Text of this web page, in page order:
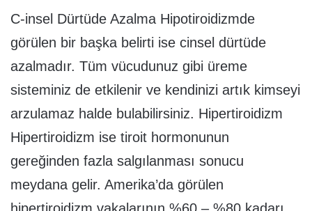
C-insel Dürtüde Azalma Hipotiroidizmde
görülen bir başka belirti ise cinsel dürtüde
azalmadır. Tüm vücudunuz gibi üreme
sisteminiz de etkilenir ve kendinizi artık kimseyi
arzulamaz halde bulabilirsiniz. Hipertiroidizm
Hipertiroidizm ise tiroit hormonunun
gereğinden fazla salgılanması sonucu
meydana gelir. Amerika’da görülen